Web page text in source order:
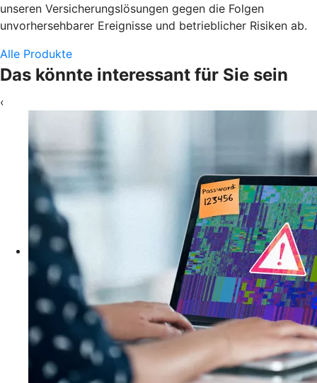
unseren Versicherungslösungen gegen die Folgen
unvorhersehbarer Ereignisse und betrieblicher Risiken ab.
Alle Produkte
Das könnte interessant für Sie sein
‹